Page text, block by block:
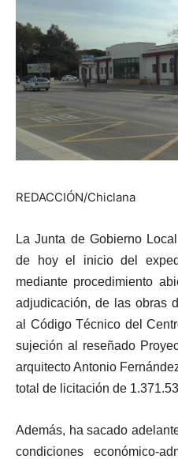
REDACCIÓN/Chiclana
La Junta de Gobierno
de hoy el inicio del
mediante procedimiento
adjudicación, de las obras
al Código Técnico del
sujeción al reseñado
arquitecto Antonio
total de licitación de
Además, ha sacado
condiciones económico-